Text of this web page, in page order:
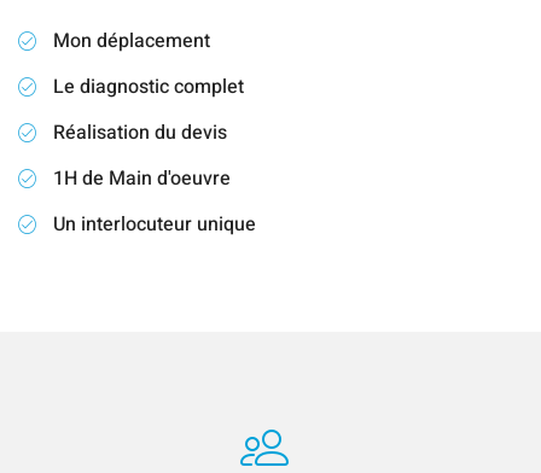
Mon déplacement
Le diagnostic complet
Réalisation du devis
1H de Main d'oeuvre
Un interlocuteur unique